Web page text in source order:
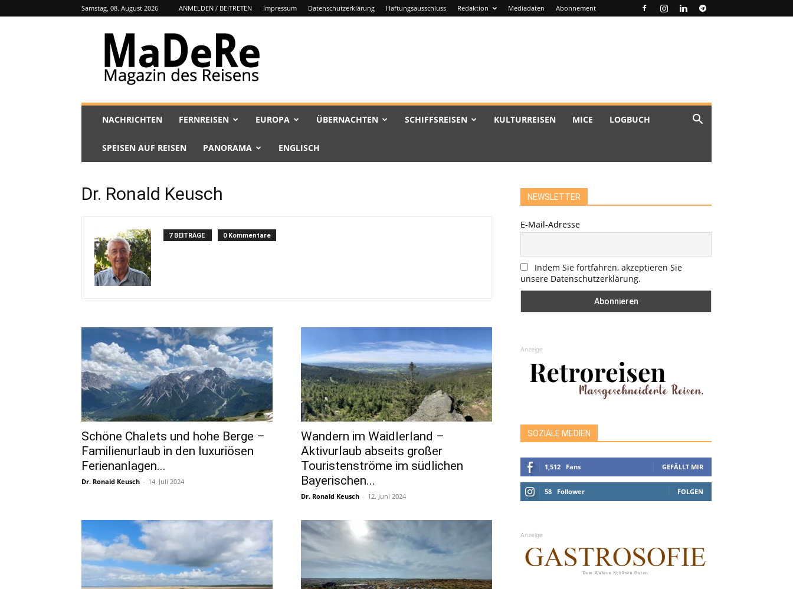
Samstag, 08. August 2026 ANMELDEN / BEITRETEN Impressum Datenschutzerklärung Haftungsausschluss Redaktion Mediadaten Abonnement
MaDeRe
NACHRICHTEN FERNREISEN EUROPA ÜBERNACHTEN SCHIFFSREISEN KULTURREISEN MICE LOGBUCH
SPEISEN AUF REISEN PANORAMA ENGLISCH
Dr. Ronald Keusch
7 BEITRÄGE 0 Kommentare
Schöne Chalets und hohe Berge –
Familienurlaub in den luxuriösen
Ferienanlagen...
Dr. Ronald Keusch - 14. Juli 2024
Wandern im Waidlerland –
Aktivurlaub abseits großer
Touristenströme im südlichen
Bayerischen...
Dr. Ronald Keusch - 12. Juni 2024
NEWSLETTER
E-Mail-Adresse
Indem Sie fortfahren, akzeptieren Sie
unsere Datenschutzerklärung.
Anzeige
SOZIALE MEDIEN
1,512 Fans GEFÄLLT MIR
58 Follower FOLGEN
Anzeige